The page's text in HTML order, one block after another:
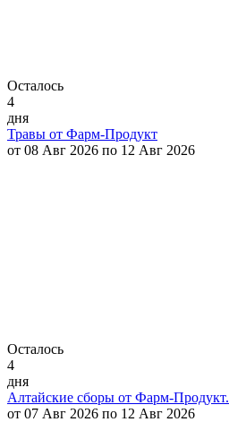
Осталось
4
дня
Травы от Фарм-Продукт
от 08 Авг 2026 по 12 Авг 2026
Осталось
4
дня
Алтайские сборы от Фарм-Продукт.
от 07 Авг 2026 по 12 Авг 2026